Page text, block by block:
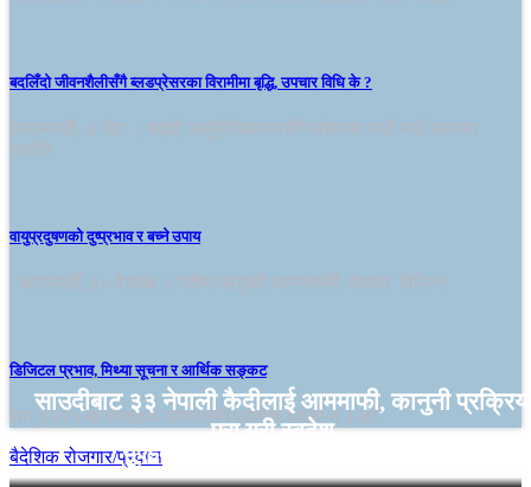
बदलिँदो जीवनशैलीसँगै ब्लडप्रेसरका विरामीमा बृद्धि, उपचार विधि के ?
वायुप्रदुषणको दुष्प्रभाव र बच्ने उपाय
डिजिटल प्रभाव, मिथ्या सूचना र आर्थिक सङ्कट
सन् १९९१ मा विन्डहक घोषणासँगै प्रत्येक वर्षको मे ३ का
बैदेशिक रोजगार/प्रवास
साउदीबाट ३३ नेपाली कैदीलाई आममाफी, कानुनी
पूरा गरी स्वदेश…
यूएईले २६७ नेपालीलाई दियो आममाफी